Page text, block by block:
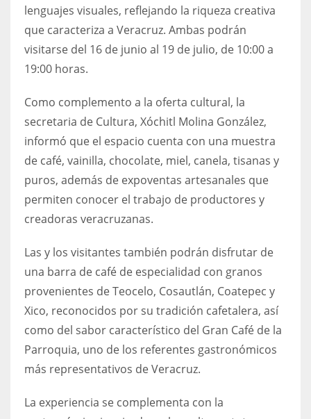
lenguajes visuales, reflejando la riqueza creativa
que caracteriza a Veracruz. Ambas podrán
visitarse del 16 de junio al 19 de julio, de 10:00 a
19:00 horas.
Como complemento a la oferta cultural, la
secretaria de Cultura, Xóchitl Molina González,
informó que el espacio cuenta con una muestra
de café, vainilla, chocolate, miel, canela, tisanas y
puros, además de expoventas artesanales que
permiten conocer el trabajo de productores y
creadoras veracruzanas.
Las y los visitantes también podrán disfrutar de
una barra de café de especialidad con granos
provenientes de Teocelo, Cosautlán, Coatepec y
Xico, reconocidos por su tradición cafetalera, así
como del sabor característico del Gran Café de la
Parroquia, uno de los referentes gastronómicos
más representativos de Veracruz.
La experiencia se complementa con la